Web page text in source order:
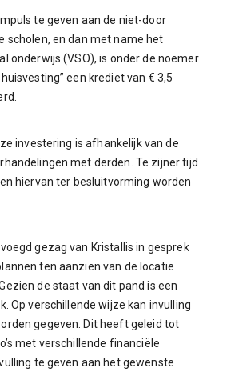
te geven aan de niet-door
scholen, en dan met name het
onderwijs (VSO), is onder de noemer
een krediet van € 3,5
investering is afhankelijk van de
met derden. Te zijner tijd
hiervan ter besluitvorming worden
gezag van Kristallis in gesprek
ten aanzien van de locatie
de staat van dit pand is een
Op verschillende wijze kan invulling
gegeven. Dit heeft geleid tot
met verschillende financiële
te geven aan het gewenste